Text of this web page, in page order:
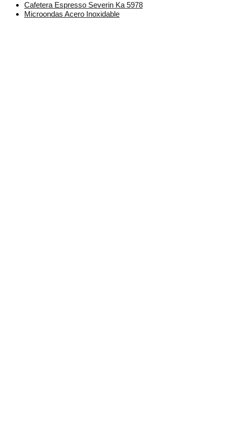
Cafetera Espresso Severin Ka 5978
Microondas Acero Inoxidable